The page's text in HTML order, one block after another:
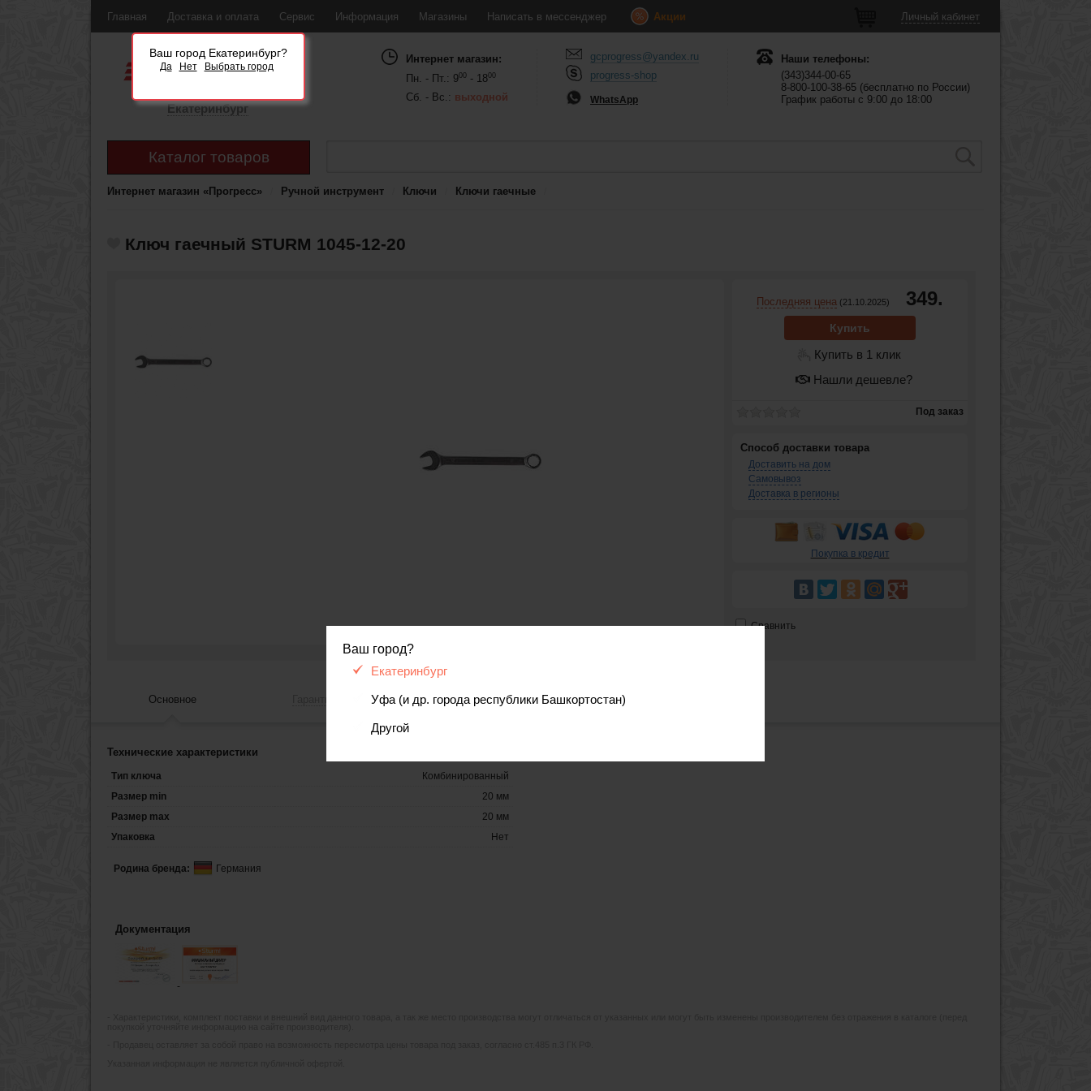
Ваш город?
Екатеринбург
Уфа (и др. города республики Башкортостан)
Другой
Главная Доставка и оплата Сервис Информация Магазины Написать в мессенджер Акции Личный кабинет
Ваш город Екатеринбург?
Да Нет Выбрать город
Екатеринбург
Интернет магазин:
Пн. - Пт.: 900 - 1800
Сб. - Вс.: выходной
gcprogress@yandex.ru
progress-shop
WhatsApp
Наши телефоны:
(343)344-00-65
8-800-100-38-65 (бесплатно по России)
График работы с 9:00 до 18:00
Каталог товаров
Интернет магазин «Прогресс» Ручной инструмент Ключи Ключи гаечные
Ключ гаечный STURM 1045-12-20
Последняя цена (21.10.2025) 349.
Купить
Купить в 1 клик
Нашли дешевле?
Под заказ
Способ доставки товара
Доставить на дом
Самовывоз
Доставка в регионы
Покупка в кредит
Сравнить
Основное Гарантия, сервис Отзывы, вопросы
Технические характеристики
Тип ключа
Комбинированный
Размер min
20 мм
Размер max
20 мм
Упаковка
Нет
Родина бренда: Германия
Документация